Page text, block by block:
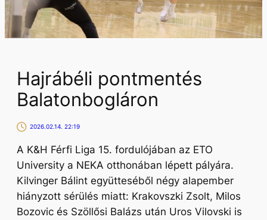
Hajrábéli pontmentés
Balatonbogláron
2026.02.14. 22:19
A K&H Férfi Liga 15. fordulójában az ETO
University a NEKA otthonában lépett pályára.
Kilvinger Bálint együtteséből négy alapember
hiányzott sérülés miatt: Krakovszki Zsolt, Milos
Bozovic és Szöllősi Balázs után Uros Vilovski is